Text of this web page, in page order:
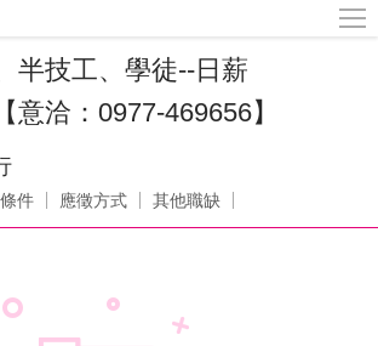
半技工、學徒--日薪
意洽：0977-469656】
件 應徵方式 其他職缺